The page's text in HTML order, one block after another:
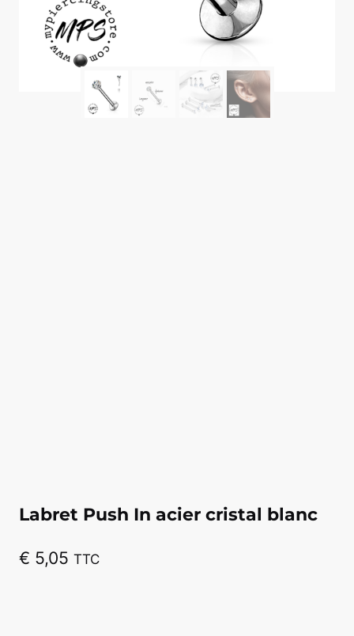
Labret Push In acier cristal blanc
€ 5,05 TTC